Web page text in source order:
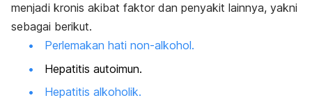
menjadi kronis akibat faktor dan penyakit lainnya, yakni
sebagai berikut.
Perlemakan hati non-alkohol.
Hepatitis autoimun.
Hepatitis alkoholik.